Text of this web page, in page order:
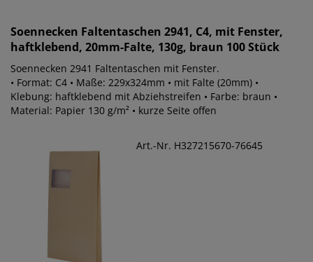
Soennecken Faltentaschen 2941, C4, mit Fenster,
haftklebend, 20mm-Falte, 130g, braun 100 Stück
Soennecken 2941 Faltentaschen mit Fenster.
• Format: C4 • Maße: 229x324mm • mit Falte (20mm) •
Klebung: haftklebend mit Abziehstreifen • Farbe: braun •
Material: Papier 130 g/m² • kurze Seite offen
Art.-Nr. H327215670-76645